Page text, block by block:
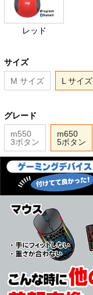
レッド
サイズ
M サイズ
L サイズ
グレード
m550
3ボタン
m650
5ボタン